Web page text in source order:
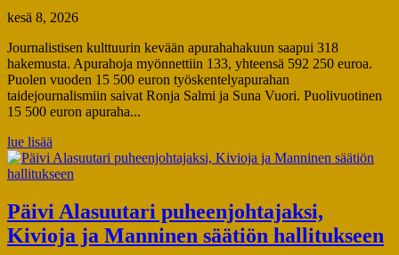
kesä 8, 2026
Journalistisen kulttuurin kevään apurahahakuun saapui 318
hakemusta. Apurahoja myönnettiin 133, yhteensä 592 250 euroa.
Puolen vuoden 15 500 euron työskentelyapurahan
taidejournalismiin saivat Ronja Salmi ja Suna Vuori. Puolivuotinen
15 500 euron apuraha...
lue lisää
Päivi Alasuutari puheenjohtajaksi,
Kivioja ja Manninen säätiön hallitukseen